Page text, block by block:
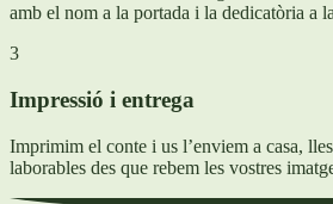
amb el nom a la portada i la dedicatòria a
3
Impressió i entrega
Imprimim el conte i us l’enviem a casa,
laborables des que rebem les vostres